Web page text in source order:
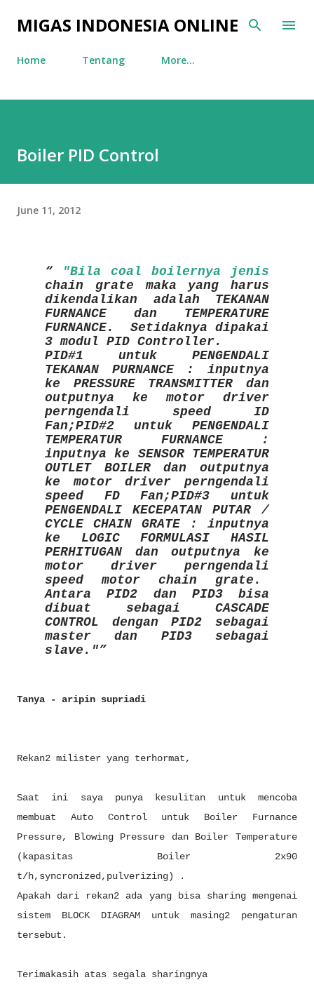
Skip to main content
MIGAS INDONESIA ONLINE
Home Tentang More…
Boiler PID Control
June 11, 2012
"Bila coal boilernya jenis
chain grate maka yang harus
dikendalikan adalah TEKANAN
FURNANCE dan TEMPERATURE
FURNANCE. Setidaknya dipakai
3 modul PID Controller.
PID#1 untuk PENGENDALI
TEKANAN PURNANCE : inputnya
ke PRESSURE TRANSMITTER dan
outputnya ke motor driver
perngendali speed ID
Fan;PID#2 untuk PENGENDALI
TEMPERATUR FURNANCE :
inputnya ke SENSOR TEMPERATUR
OUTLET BOILER dan outputnya
ke motor driver perngendali
speed FD Fan;PID#3 untuk
PENGENDALI KECEPATAN PUTAR /
CYCLE CHAIN GRATE : inputnya
ke LOGIC FORMULASI HASIL
PERHITUGAN dan outputnya ke
motor driver perngendali
speed motor chain grate.
Antara PID2 dan PID3 bisa
dibuat sebagai CASCADE
CONTROL dengan PID2 sebagai
master dan PID3 sebagai
slave."
Tanya - aripin supriadi
Rekan2 milister yang terhormat,
Saat ini saya punya kesulitan untuk mencoba
membuat Auto Control untuk Boiler Furnance
Pressure, Blowing Pressure dan Boiler Temperature
(kapasitas Boiler 2x90
t/h,syncronized,pulverizing) .
Apakah dari rekan2 ada yang bisa sharing mengenai
sistem BLOCK DIAGRAM untuk masing2 pengaturan
tersebut.
Terimakasih atas segala sharingnya